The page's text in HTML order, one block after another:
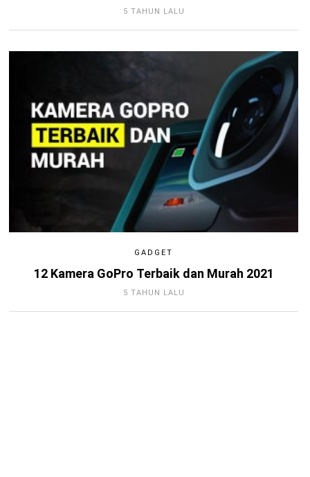
5 TAHUN LALU
GADGET
12 Kamera GoPro Terbaik dan Murah 2021
5 TAHUN LALU